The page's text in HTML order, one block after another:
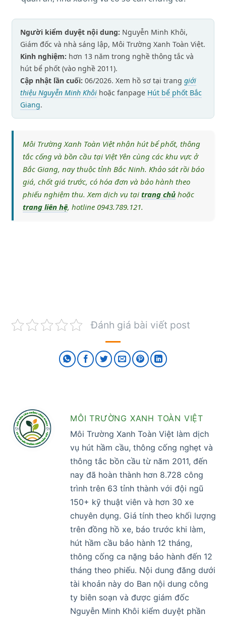
Người kiểm duyệt nội dung: Nguyễn Minh Khôi,
Giám đốc và nhà sáng lập, Môi Trường Xanh Toàn Việt.
Kinh nghiệm: hơn 13 năm trong nghề thông tắc và
hút bể phốt (vào nghề 2011).
Cập nhật lần cuối: 06/2026. Xem hồ sơ tại trang giới
thiệu Nguyễn Minh Khôi hoặc fanpage Hút bể phốt Bắc
Giang.
Môi Trường Xanh Toàn Việt nhận hút bể phốt, thông
tắc cống và bồn cầu tại Việt Yên cùng các khu vực ở
Bắc Giang, nay thuộc tỉnh Bắc Ninh. Khảo sát rồi báo
giá, chốt giá trước, có hóa đơn và bảo hành theo
phiếu nghiệm thu. Xem dịch vụ tại trang chủ hoặc
trang liên hệ, hotline 0943.789.121.
Đánh giá bài viết post
MÔI TRƯỜNG XANH TOÀN VIỆT
Môi Trường Xanh Toàn Việt làm dịch
vụ hút hầm cầu, thông cống nghẹt và
thông tắc bồn cầu từ năm 2011, đến
nay đã hoàn thành hơn 8.728 công
trình trên 63 tỉnh thành với đội ngũ
150+ kỹ thuật viên và hơn 30 xe
chuyên dụng. Giá tính theo khối lượng
trên đồng hồ xe, báo trước khi làm,
hút hầm cầu bảo hành 12 tháng,
thông cống ca nặng bảo hành đến 12
tháng theo phiếu. Nội dung đăng dưới
tài khoản này do Ban nội dung công
ty biên soạn và được giám đốc
Nguyễn Minh Khôi kiểm duyệt phần